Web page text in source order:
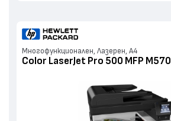
Многофункционален, Лазерен, А4
Color LaserJet Pro 500 MFP M570